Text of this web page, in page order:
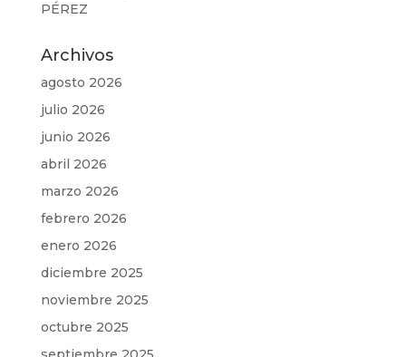
PÉREZ
Archivos
agosto 2026
julio 2026
junio 2026
abril 2026
marzo 2026
febrero 2026
enero 2026
diciembre 2025
noviembre 2025
octubre 2025